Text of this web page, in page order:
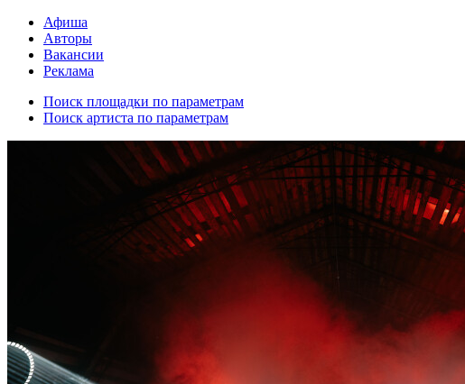
Афиша
Авторы
Вакансии
Реклама
Поиск площадки по параметрам
Поиск артиста по параметрам